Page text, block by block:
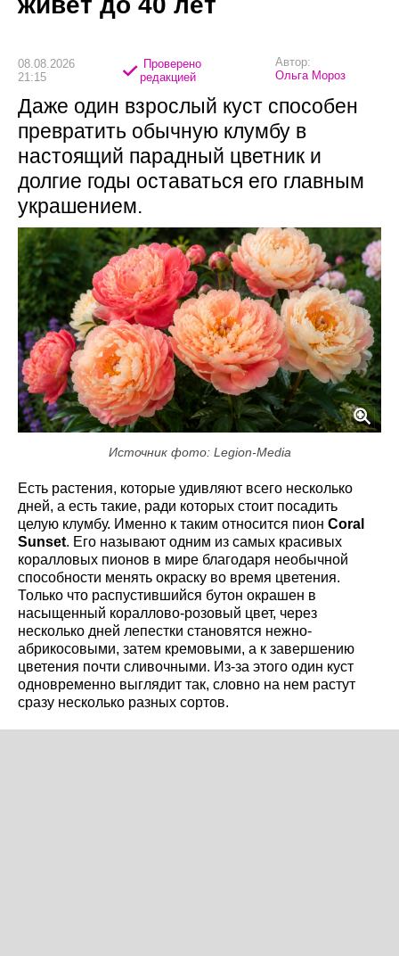
08.08.2026
21:15
Проверено
редакцией
Автор:
Ольга Мороз
Даже один взрослый куст способен
превратить обычную клумбу в
настоящий парадный цветник и
долгие годы оставаться его главным
украшением.
Источник фото: Legion-Media
Есть растения, которые удивляют всего несколько
дней, а есть такие, ради которых стоит посадить
целую клумбу. Именно к таким относится пион Coral
Sunset. Его называют одним из самых красивых
коралловых пионов в мире благодаря необычной
способности менять окраску во время цветения.
Только что распустившийся бутон окрашен в
насыщенный кораллово-розовый цвет, через
несколько дней лепестки становятся нежно-
абрикосовыми, затем кремовыми, а к завершению
цветения почти сливочными. Из-за этого один куст
одновременно выглядит так, словно на нем растут
сразу несколько разных сортов.